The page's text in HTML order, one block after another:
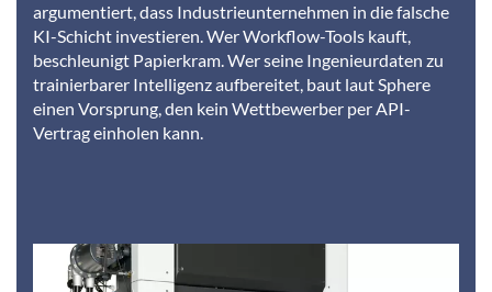
argumentiert, dass Industrieunternehmen in die falsche
KI-Schicht investieren. Wer Workflow-Tools kauft,
beschleunigt Papierkram. Wer seine Ingenieurdaten zu
trainierbarer Intelligenz aufbereitet, baut laut Sphere
einen Vorsprung, den kein Wettbewerber per API-
Vertrag einholen kann.